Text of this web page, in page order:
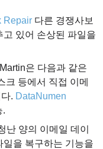
Repair 다른 경쟁사보
있어 손상된 파일을
은 다음과 같은
크 등에서 직접 이메
. DataNumen
.
난 양의 이메일 데이
을 복구하는 기능을